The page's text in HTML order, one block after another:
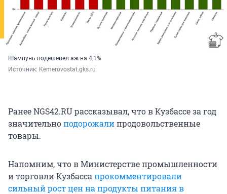
Шампунь подешевел аж на 4,1%
Источник: Kemerovostat.gks.ru
Ранее NGS42.RU рассказывал, что в Кузбассе за год
значительноподорожалипродовольственные
товары.
Напомним, что в Министерстве промышленности
и торговли Кузбассапрокомментировали
сильный рост цен на продукты питания в